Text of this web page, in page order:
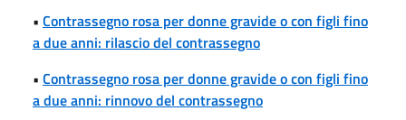
• Contrassegno rosa per donne gravide o con figli fino
a due anni: rilascio del contrassegno
• Contrassegno rosa per donne gravide o con figli fino
a due anni: rinnovo del contrassegno